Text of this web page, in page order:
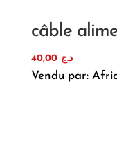
câble
د.ج 40,00
Vendu par: